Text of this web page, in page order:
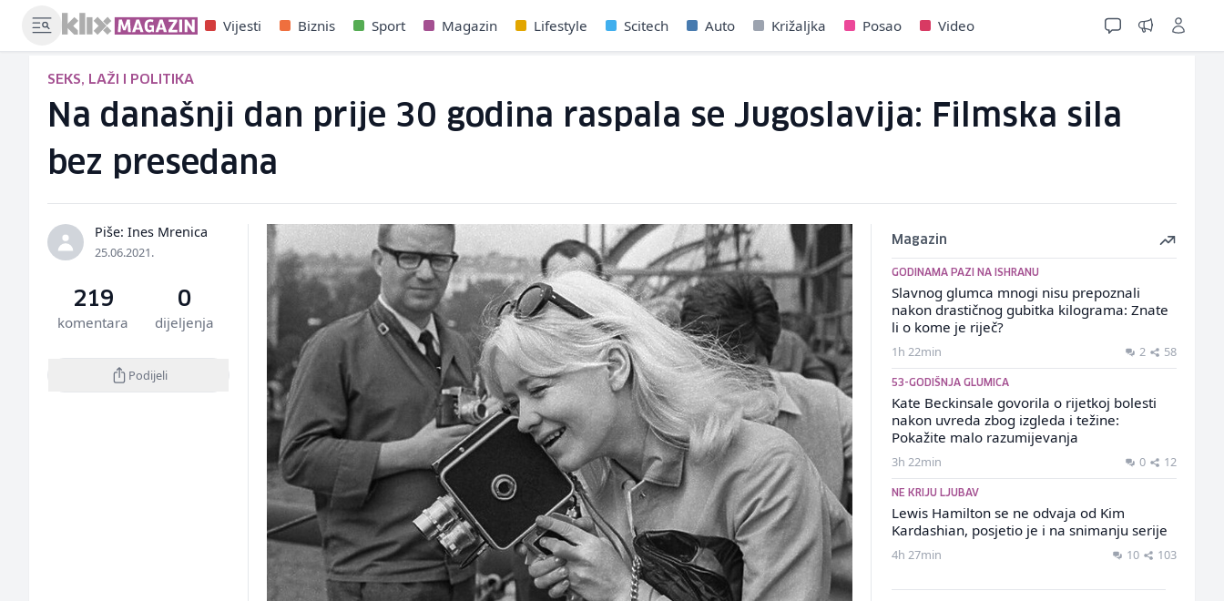
Vijesti Biznis Sport Magazin Lifestyle Scitech Auto Križaljka Posao Video
SEKS, LAŽI I POLITIKA
Na današnji dan prije 30 godina raspala se Jugoslavija: Filmska sila
bez presedana
Piše: Ines Mrenica
25.06.2021.
219
komentara
0
dijeljenja
Podijeli
Magazin
GODINAMA PAZI NA ISHRANU
Slavnog glumca mnogi nisu prepoznali
nakon drastičnog gubitka kilograma: Znate
li o kome je riječ?
1h 22min 2 58
53-GODIŠNJA GLUMICA
Kate Beckinsale govorila o rijetkoj bolesti
nakon uvreda zbog izgleda i težine:
Pokažite malo razumijevanja
3h 22min 0 12
NE KRIJU LJUBAV
Lewis Hamilton se ne odvaja od Kim
Kardashian, posjetio je i na snimanju serije
4h 27min 10 103